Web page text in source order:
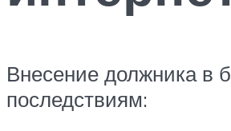
Внесение должника в
последствиям: